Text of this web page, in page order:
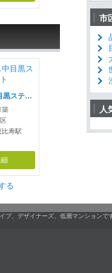
シティハウス中目黒ステーションコート
築
比寿駅
る
市
人
、デザイナーズ、低層マンション